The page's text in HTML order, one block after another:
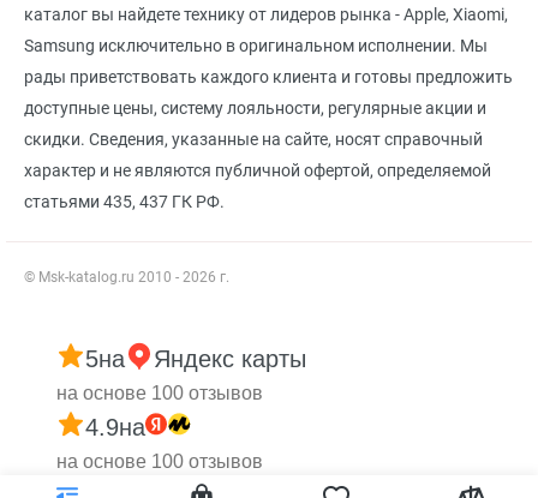
каталог вы найдете технику от лидеров рынка - Apple, Xiaomi,
Samsung исключительно в оригинальном исполнении. Мы
рады приветствовать каждого клиента и готовы предложить
доступные цены, систему лояльности, регулярные акции и
скидки. Сведения, указанные на сайте, носят справочный
характер и не являются публичной офертой, определяемой
статьями 435, 437 ГК РФ.
© Msk-katalog.ru 2010 - 2026 г.
5на Яндекс карты
на основе 100 отзывов
4.9на
на основе 100 отзывов